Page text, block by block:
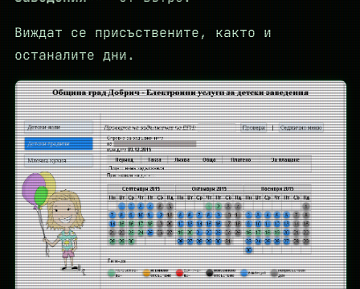
Виждат се присъствените, както и
останалите дни.